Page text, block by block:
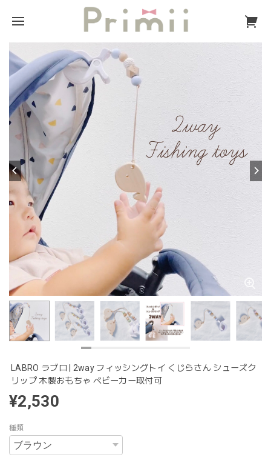
LABRO ラブロ | 2way フィッシングトイ くじらさん シューズク
リップ 木製おもちゃ ベビーカー取付可
¥2,530
種類